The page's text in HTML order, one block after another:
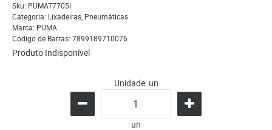
Sku: PUMAT7705I
Categoria: Lixadeiras, Pneumáticas
Marca: PUMA
Código de Barras: 7899189710076
Produto Indisponível
Unidade: un
un